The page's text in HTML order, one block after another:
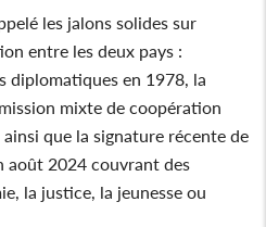
les jalons solides sur
entre les deux pays :
diplomatiques en 1978, la
mixte de coopération
que la signature récente de
août 2024 couvrant des
la justice, la jeunesse ou